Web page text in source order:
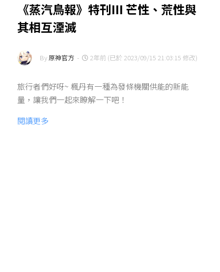
《蒸汽鳥報》特刊III 芒性、荒性與
其相互湮滅
By原神官方 - 2年前 (已於 2023/09/15 21:03:15 修改)
旅行者們好呀~ 楓丹有一種為發條機關供能的新能
量，讓我們一起來瞭解一下吧！
閱讀更多